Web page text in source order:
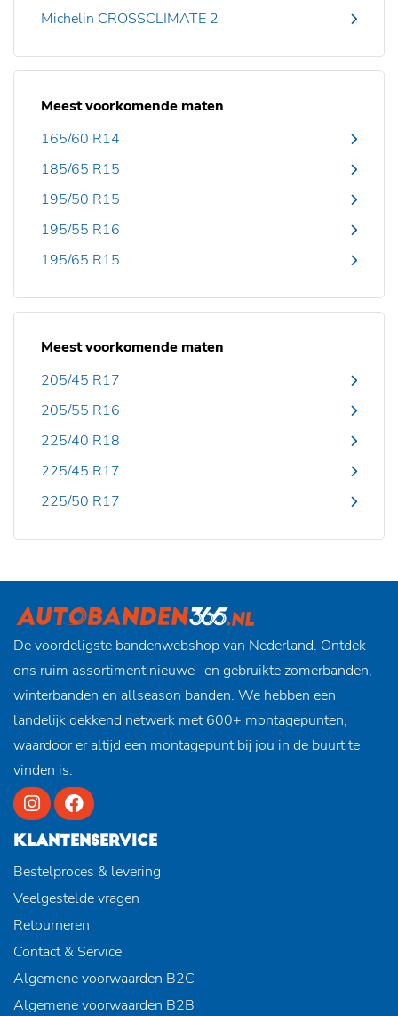
Michelin CROSSCLIMATE 2
Meest voorkomende maten
165/60 R14
185/65 R15
195/50 R15
195/55 R16
195/65 R15
Meest voorkomende maten
205/45 R17
205/55 R16
225/40 R18
225/45 R17
225/50 R17
De voordeligste bandenwebshop van Nederland. Ontdek
ons ruim assortiment nieuwe- en gebruikte zomerbanden,
winterbanden en allseason banden. We hebben een
landelijk dekkend netwerk met 600+ montagepunten,
waardoor er altijd een montagepunt bij jou in de buurt te
vinden is.
KLANTENSERVICE
Bestelproces & levering
Veelgestelde vragen
Retourneren
Contact & Service
Algemene voorwaarden B2C
Algemene voorwaarden B2B